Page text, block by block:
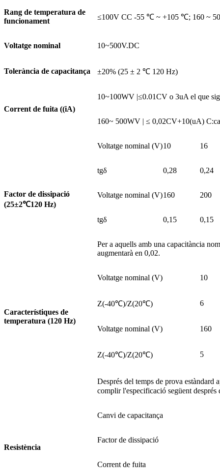
Rang de temperatura de
funcionament
≤100V CC -55 ℃ ~ +105 ℃; 160 ~
Voltatge nominal 10~500V.DC
Tolerància de capacitança ±20% (25 ± 2 ℃ 120 Hz)
Corrent de fuita ((iA)
10~100WV |≤0.01CV o 3uA el que
160~ 500WV | ≤ 0,02CV+10(uA)
Factor de dissipació
(25±2℃120 Hz)
Voltatge nominal (V)10 16
tgδ 0,28 0,24
Voltatge nominal (V)160 200
tgδ 0,15 0,15
Per a aquells amb una capacitància
augmentarà en 0,02.
Característiques de
temperatura (120 Hz)
Voltatge nominal (V) 10
Z(-40℃)/Z(20℃) 6
Voltatge nominal (V) 160
Z(-40℃)/Z(20℃) 5
Resistència
Després del temps de prova
complir l'especificació següent després
Canvi de capacitança
Factor de dissipació
Corrent de fuita